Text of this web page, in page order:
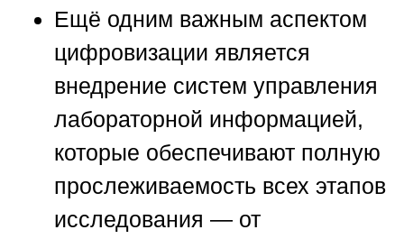
Ещё одним важным аспектом
цифровизации является
внедрение систем управления
лабораторной информацией,
которые обеспечивают полную
прослеживаемость всех этапов
исследования — от